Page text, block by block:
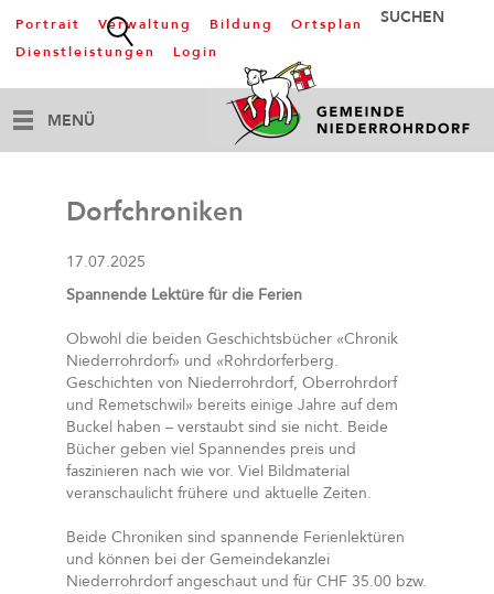
Portrait Verwaltung Bildung
Ortsplan
Dienstleistungen
Login
MENÜ
Dorfchroniken
17.07.2025
Spannende Lektüre für die Ferien
Obwohl die beiden Geschichtsbücher «Chronik
Niederrohrdorf» und «Rohrdorferberg.
Geschichten von Niederrohrdorf, Oberrohrdorf
und Remetschwil» bereits einige Jahre auf dem
Buckel haben – verstaubt sind sie nicht. Beide
Bücher geben viel Spannendes preis und
faszinieren nach wie vor. Viel Bildmaterial
veranschaulicht frühere und aktuelle Zeiten.
Beide Chroniken sind spannende Ferienlektüren
und können bei der Gemeindekanzlei
Niederrohrdorf angeschaut und für CHF 35.00 bzw.